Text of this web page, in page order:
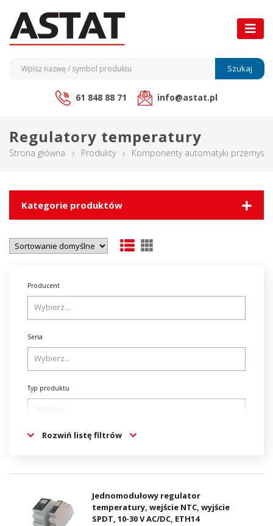
Szukaj
61 848 88 71 info@astat.pl
Regulatory temperatury
Strona główna Produkty Komponenty automatyki
Kategorie produktów
Producent
Seria
Typ produktu
Zakres napięcia znamionowego [V]
Rozwiń listę filtrów
Jednomodułowy regulator
temperatury, wejście NTC, wyjście
SPDT, 10-30 V AC/DC, ETH14